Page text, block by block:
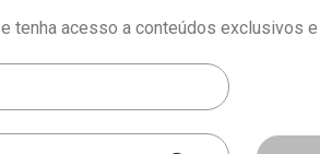
e tenha acesso a conteúdos exclusivos